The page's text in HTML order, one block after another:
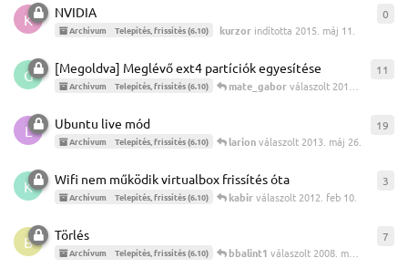
K NVIDIA
Archívum Telepítés, frissítés (6.10) kurzorindította 2015. máj 11.
0
G [Megoldva] Meglévő ext4 partíciók egyesítése
Archívum Telepítés, frissítés (6.10) mate_gaborválaszolt 2013. júl 12.
11
L Ubuntu live mód
Archívum Telepítés, frissítés (6.10) larionválaszolt 2013. máj 26.
19
K Wifi nem működik virtualbox frissítés óta
Archívum Telepítés, frissítés (6.10) kabirválaszolt 2012. feb 10.
3
B Törlés
Archívum Telepítés, frissítés (6.10) bbalint1 válaszolt 2008. márc 27.
7